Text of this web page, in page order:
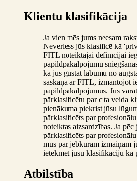
Klientu klasifikācija
Ja vien mēs jums neesam
Neverless jūs klasificē kā
FITL noteiktajai definīcijai
papildpakalpojumu
ka jūs gūstat labumu no
saskaņā ar FITL, izmantojot
papildpakalpojumus. Jūs
pārklasificētu par cita veida
pienākuma piekrist jūsu
pārklasificēts par
noteiktas aizsardzības. Ja
pārklasificēts par
mūs par jebkurām izmaiņām
ietekmēt jūsu klasifikāciju kā
Atbilstība